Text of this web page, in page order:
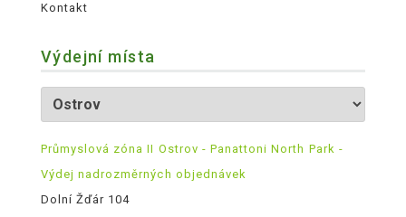
Kontakt
Výdejní místa
Průmyslová zóna II Ostrov - Panattoni North Park -
Výdej nadrozměrných objednávek
Dolní Žďár 104